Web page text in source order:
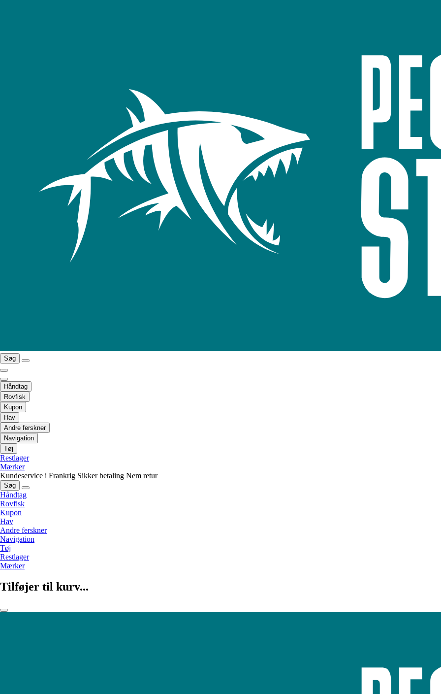
Søg
Håndtag
Rovfisk
Kupon
Hav
Andre ferskner
Navigation
Tøj
Restlager
Mærker
Kundeservice i Frankrig Sikker betaling Nem retur
Søg
Håndtag
Rovfisk
Kupon
Hav
Andre ferskner
Navigation
Tøj
Restlager
Mærker
Tilføjer til kurv...